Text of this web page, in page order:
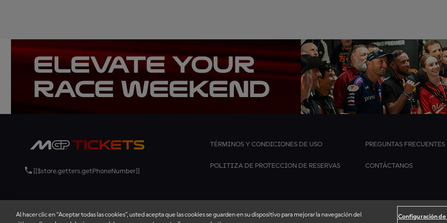
[[$store.getters.getPhoneNumber]]
TÉRMINOS Y CONDICIONES DE USO
POLITIZA DE PROTECCION DE RESERVAS
PREGUNTAS FRECUENTES
CONTÁCTANOS
Al hacer clic en “Aceptar todas las cookies”, usted acepta que las cookies se guarden en su dispositivo para mejorar la navegación del
Configuración de